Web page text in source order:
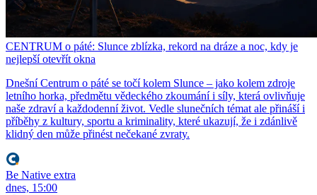
CENTRUM o páté: Slunce zblízka, rekord na dráze a noc, kdy je
nejlepší otevřít okna
Dnešní Centrum o páté se točí kolem Slunce – jako kolem zdroje
letního horka, předmětu vědeckého zkoumání i síly, která ovlivňuje
naše zdraví a každodenní život. Vedle slunečních témat ale přináší i
příběhy z kultury, sportu a kriminality, které ukazují, že i zdánlivě
klidný den může přinést nečekané zvraty.
Be Native extra
dnes, 15:00